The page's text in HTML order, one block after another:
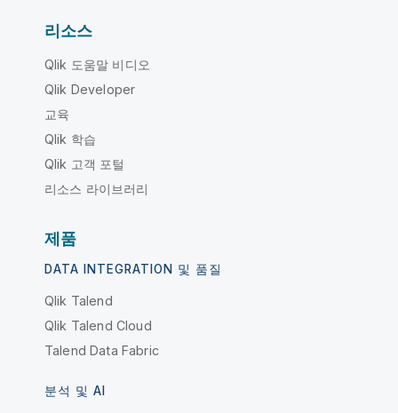
리소스
Qlik 도움말 비디오
Qlik Developer
교육
Qlik 학습
Qlik 고객 포털
리소스 라이브러리
제품
DATA INTEGRATION 및 품질
Qlik Talend
Qlik Talend Cloud
Talend Data Fabric
분석 및 AI